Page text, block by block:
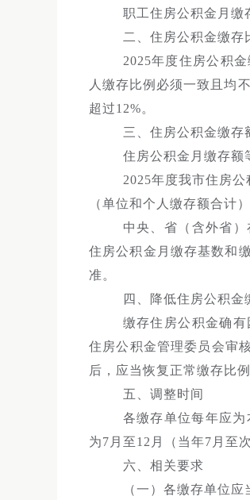
职工住房公积金月缴
二、住房公积金缴存
2025年度住房公积
人缴存比例必须一致且均
超过12%。
三、住房公积金缴存
住房公积金月缴存额
2025年度我市住房
（单位和个人缴存额合计
中央、省（含外省
住房公积金月缴存基数和
准。
四、降低住房公积金
缴存住房公积金确
住房公积金管理委员会审
后，应当恢复正常缴存比
五、调整时间
各缴存单位每年应
为7月至12月（当年7月至
六、相关要求
（一）各缴存单位